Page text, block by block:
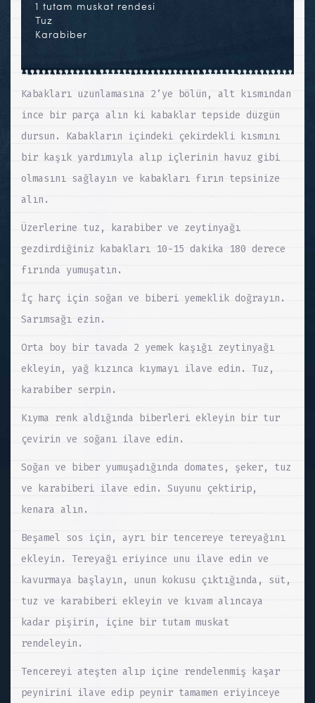
1 tutam muskat rendesi
Tuz
Karabiber
Kabakları uzunlamasına 2’ye bölün, alt kısmından
ince bir parça alın ki kabaklar tepside düzgün
dursun. Kabakların içindeki çekirdekli kısmını
bir kaşık yardımıyla alıp içlerinin havuz gibi
olmasını sağlayın ve kabakları fırın tepsinize
alın.
Üzerlerine tuz, karabiber ve zeytinyağı
gezdirdiğiniz kabakları 10-15 dakika 180 derece
fırında yumuşatın.
İç harç için soğan ve biberi yemeklik doğrayın.
Sarımsağı ezin.
Orta boy bir tavada 2 yemek kaşığı zeytinyağı
ekleyin, yağ kızınca kıymayı ilave edin. Tuz,
karabiber serpin.
Kıyma renk aldığında biberleri ekleyin bir tur
çevirin ve soğanı ilave edin.
Soğan ve biber yumuşadığında domates, şeker, tuz
ve karabiberi ilave edin. Suyunu çektirip,
kenara alın.
Beşamel sos için, ayrı bir tencereye tereyağını
ekleyin. Tereyağı eriyince unu ilave edin ve
kavurmaya başlayın, unun kokusu çıktığında, süt,
tuz ve karabiberi ekleyin ve kıvam alıncaya
kadar pişirin, içine bir tutam muskat
rendeleyin.
Tencereyi ateşten alıp içine rendelenmiş kaşar
peynirini ilave edip peynir tamamen eriyinceye